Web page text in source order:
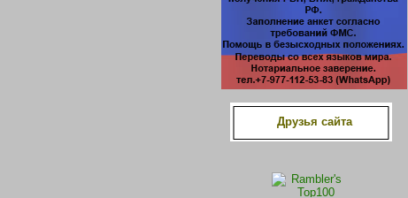
Друзья сайта